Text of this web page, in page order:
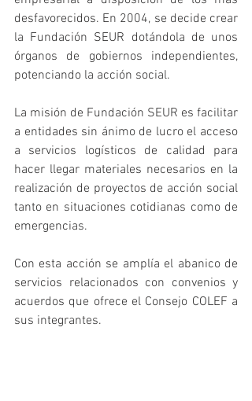
desfavorecidos. En 2004, se decide crear
la Fundación SEUR dotándola de unos
órganos de gobiernos independientes,
potenciando la acción social.
La misión de Fundación SEUR es facilitar
a entidades sin ánimo de lucro el acceso
a servicios logísticos de calidad para
hacer llegar materiales necesarios en la
realización de proyectos de acción social
tanto en situaciones cotidianas como de
emergencias.
Con esta acción se amplía el abanico de
servicios relacionados con convenios y
acuerdos que ofrece el Consejo COLEF a
sus integrantes.